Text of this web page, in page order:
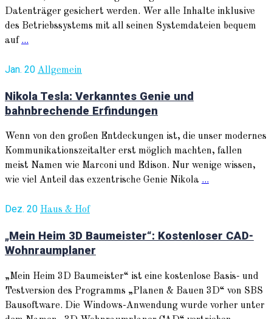
Datenträger gesichert werden. Wer alle Inhalte inklusive
des Betriebssystems mit all seinen Systemdateien bequem
auf ...
Jan. 20 Allgemein
Nikola Tesla: Verkanntes Genie und
bahnbrechende Erfindungen
Wenn von den großen Entdeckungen ist, die unser modernes
Kommunikationszeitalter erst möglich machten, fallen
meist Namen wie Marconi und Edison. Nur wenige wissen,
wie viel Anteil das exzentrische Genie Nikola ...
Dez. 20 Haus & Hof
„Mein Heim 3D Baumeister“: Kostenloser CAD-
Wohnraumplaner
„Mein Heim 3D Baumeister“ ist eine kostenlose Basis- und
Testversion des Programms „Planen & Bauen 3D“ von SBS
Bausoftware. Die Windows-Anwendung wurde vorher unter